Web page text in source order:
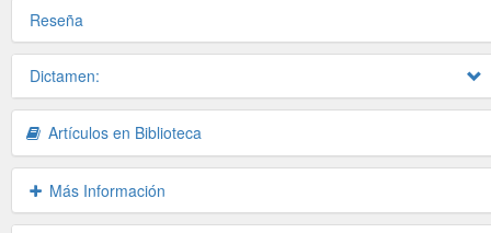
Reseña
Dictamen:
Artículos en Biblioteca
Más Información